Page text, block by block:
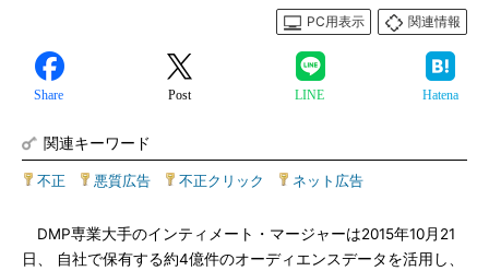
PC用表示
関連情報
Share Post LINE Hatena
関連キーワード
不正 悪質広告 不正クリック ネット広告
DMP専業大手のインティメート・マージャーは2015年10月21
日、 自社で保有する約4億件のオーディエンスデータを活用し、